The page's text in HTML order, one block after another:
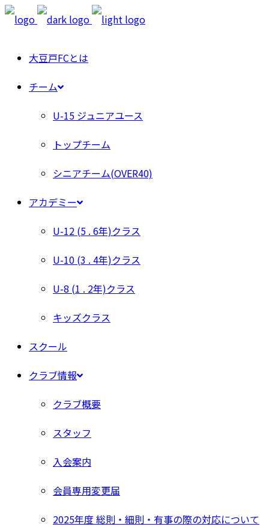
大豆戸FCとは
チーム
U-15 ジュニアユース
トップチーム
シニアチーム(OVER40)
アカデミー
U-12 (5 . 6年)クラス
U-10 (3 . 4年)クラス
U-8 (1 . 2年)クラス
キッズクラス
スクール
クラブ情報
クラブ概要
スタッフ
入会案内
会員専用変更届
2025年度 総則・細則・有事の際の対応について